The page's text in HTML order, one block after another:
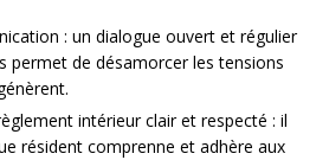
: un dialogue ouvert et régulier
permet de désamorcer les tensions
intérieur clair et respecté : il
résident comprenne et adhère aux